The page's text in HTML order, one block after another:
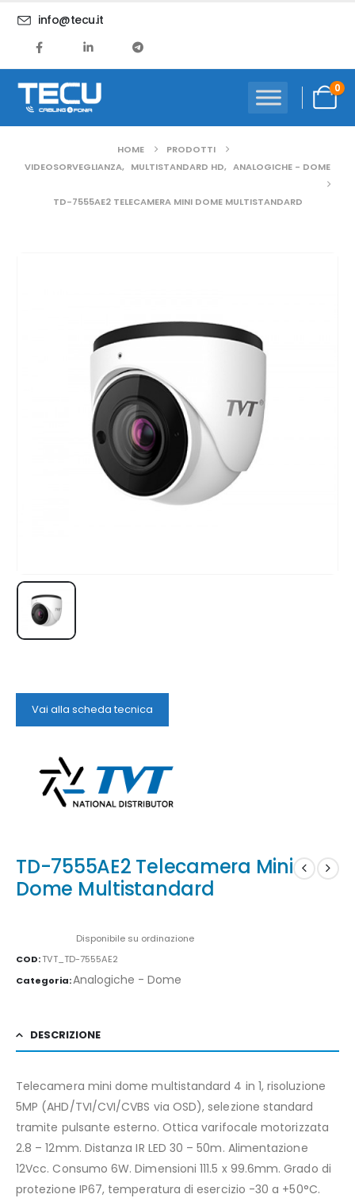
info@tecu.it
0
HOME
PRODOTTI
VIDEOSORVEGLIANZA, MULTISTANDARD HD, ANALOGICHE - DOME
TD-7555AE2 TELECAMERA MINI DOME MULTISTANDARD
Vai alla scheda tecnica
TD-7555AE2 Telecamera Mini
Dome Multistandard
Disponibile su ordinazione
COD:TVT_TD-7555AE2
Categoria:Analogiche - Dome
DESCRIZIONE
Telecamera mini dome multistandard 4 in 1, risoluzione
5MP (AHD/TVI/CVI/CVBS via OSD), selezione standard
tramite pulsante esterno. Ottica varifocale motorizzata
2.8 – 12mm. Distanza IR LED 30 – 50m. Alimentazione
12Vcc. Consumo 6W. Dimensioni 111.5 x 99.6mm. Grado di
protezione IP67, temperatura di esercizio -30 a +50°C.